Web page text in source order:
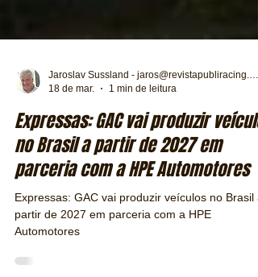
18 de mar.
1 min de leitura
Expressas: GAC vai produzir
no Brasil a partir de 2027 em
parceria com a HPE Automotores
Expressas: GAC vai produzir veículos no Brasil a
Automotores